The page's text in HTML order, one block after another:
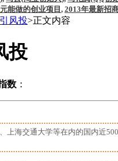
能做的创业项目, 2013年最新招
风投>正文内容
投
数 ：
上海交通大学等在内的国内近